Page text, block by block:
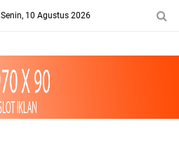
Senin, 10 Agustus 2026